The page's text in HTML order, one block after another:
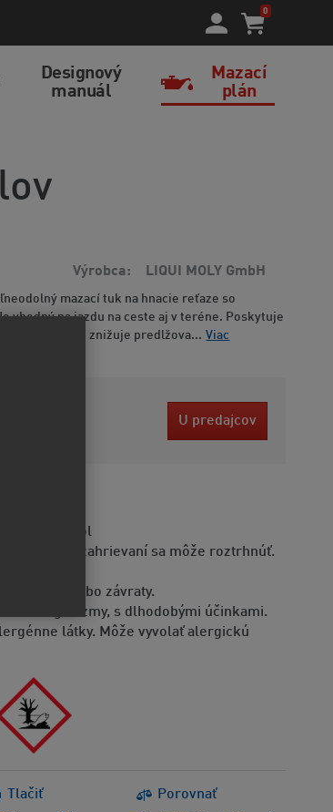
0
Designový
manuál
Mazací
plán
Výrobca LIQUI MOLY GmbH
mazací tuk na hnacie reťaze so
vhodný na jazdu na ceste aj v teréne. Poskytuje
vlastnosti, znižuje predlžova... Viac
U predajcov
aerosól
tlakom: pri zahrievaní sa môže roztrhnúť.
ospalosť alebo závraty.
organizmy, s dlhodobými účinkami.
látky. Môže vyvolať alergickú
Porovnať
Tlačiť